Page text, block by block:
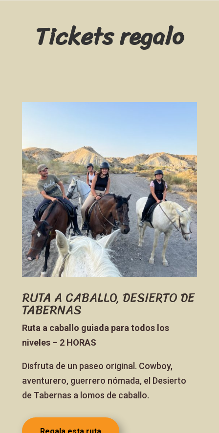
Tickets regalo
RUTA A CABALLO, DESIERTO DE
TABERNAS
Ruta a caballo guiada para todos los
niveles – 2 HORAS
Disfruta de un paseo original. Cowboy,
aventurero, guerrero nómada, el Desierto
de Tabernas a lomos de caballo.